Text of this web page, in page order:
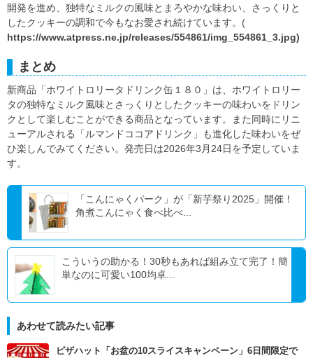
開発を進め、独特なミルクの風味とまろやかな味わい、さっくりと
したクッキーの調和で今もなお愛され続けています。(
https://www.atpress.ne.jp/releases/554861/img_554861_3.jpg)
まとめ
新商品「ホワイトロリータドリンク缶１８０」は、ホワイトロリー
タの独特なミルク風味とさっくりとしたクッキーの味わいをドリン
クとして楽しむことができる商品となっています。また同時にリニ
ューアルされる「ルマンドココアドリンク」も進化した味わいをぜ
ひ楽しんでみてください。発売日は2026年3月24日を予定していま
す。
「こんにゃくパーク」が「新芋祭り2025」開催！
角煮こんにゃく食べ比べ...
こういうの助かる！30秒もあれば組み立て完了！簡
単なのに可愛い100均卓...
あわせて読みたい記事
ピザハット「お盆の10スライスキャンペーン」6日間限定で